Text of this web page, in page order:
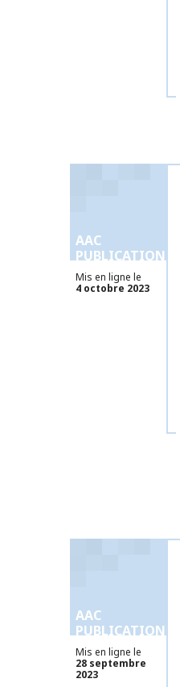
AAC
PUBLICATIONS
Mis en ligne le
4 octobre 2023
AAC
PUBLICATIONS
Mis en ligne le
28 septembre
2023